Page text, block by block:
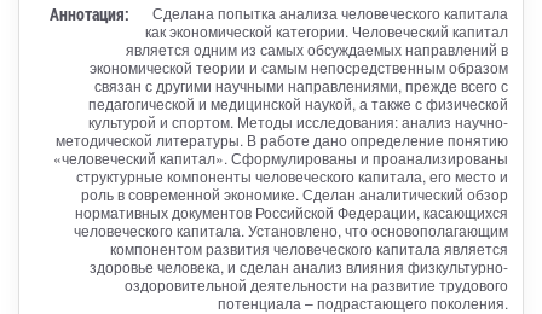
Аннотация:
Сделана попытка анализа человеческого капитала
как экономической категории. Человеческий капитал
является одним из самых обсуждаемых направлений в
экономической теории и самым непосредственным образом
связан с другими научными направлениями, прежде всего с
педагогической и медицинской наукой, а также с физической
культурой и спортом. Методы исследования: анализ научно-
методической литературы. В работе дано определение понятию
«человеческий капитал». Сформулированы и проанализированы
структурные компоненты человеческого капитала, его место и
роль в современной экономике. Сделан аналитический обзор
нормативных документов Российской Федерации, касающихся
человеческого капитала. Установлено, что основополагающим
компонентом развития человеческого капитала является
здоровье человека, и сделан анализ влияния физкультурно-
оздоровительной деятельности на развитие трудового
потенциала – подрастающего поколения.